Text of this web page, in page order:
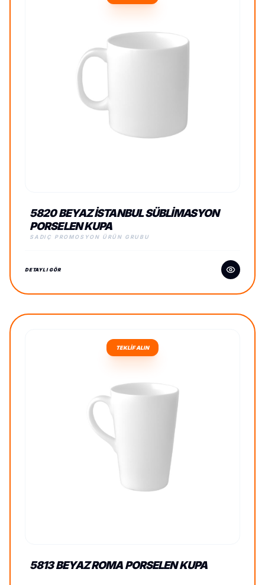
5820 BEYAZ İSTANBUL SÜBLIMASYON
PORSELEN KUPA
SADIÇ PROMOSYON ÜRÜN GRUBU
DETAYLI GÖR
TEKLİF ALIN
5813 BEYAZ ROMA PORSELEN KUPA